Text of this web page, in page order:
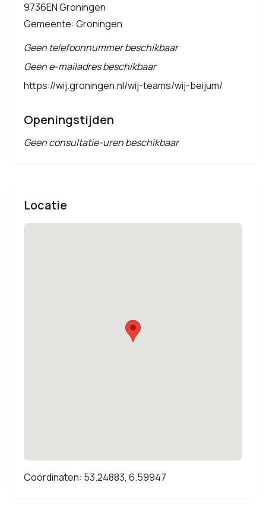
9736EN Groningen
Gemeente: Groningen
Geen telefoonnummer beschikbaar
Geen e-mailadres beschikbaar
https://wij.groningen.nl/wij-teams/wij-beijum/
Openingstijden
Geen consultatie-uren beschikbaar
Locatie
Coördinaten: 53.24883, 6.59947